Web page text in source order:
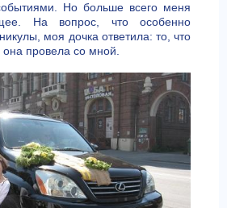
Но больше всего меня
На вопрос, что особенно
моя дочка ответила: то, что
провела со мной.